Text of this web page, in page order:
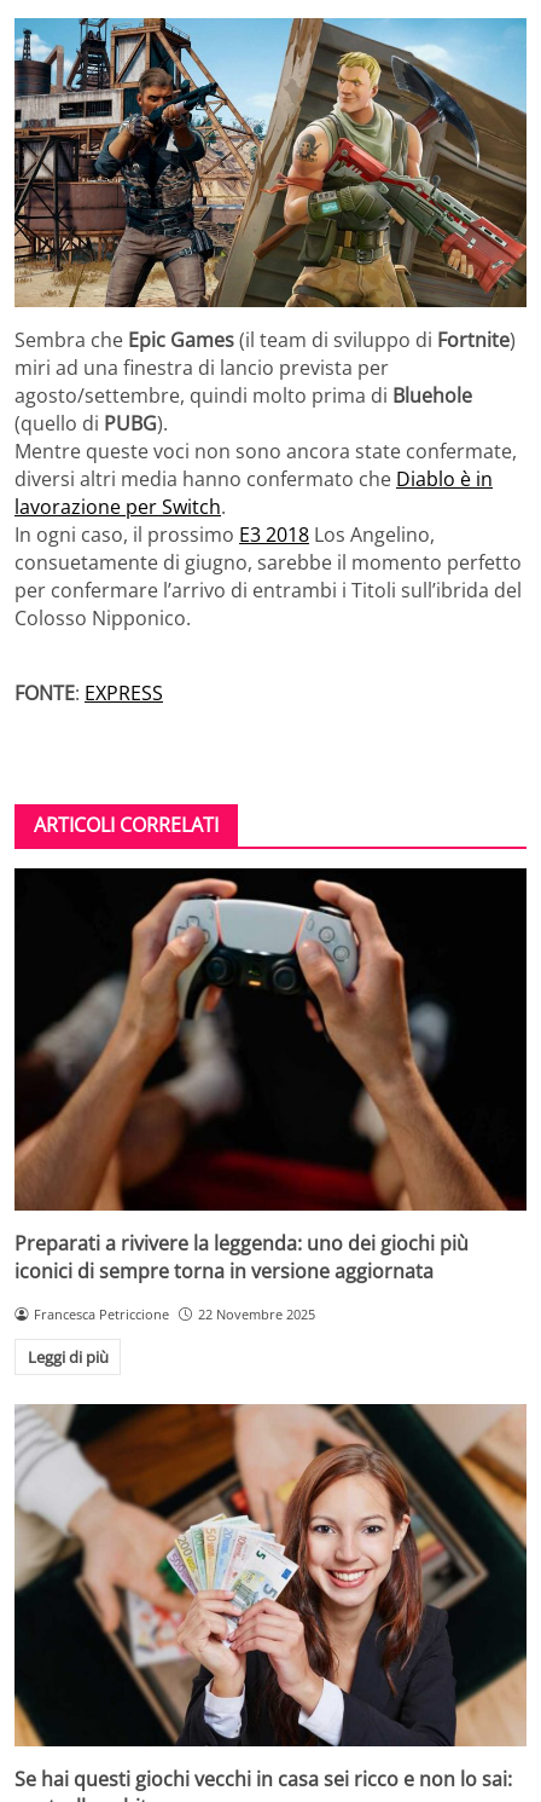
Sembra che Epic Games(il team di sviluppo di Fortnite)
miri ad una finestra di lancio prevista per
agosto/settembre, quindi molto prima di Bluehole
(quello di PUBG).
Mentre queste voci non sono ancora state confermate,
diversi altri media hanno confermato che Diablo è in
lavorazione per Switch.
In ogni caso, il prossimo E3 2018 Los Angelino,
consuetamente di giugno, sarebbe il momento perfetto
per confermare l’arrivo di entrambi i Titoli sull’ibrida del
Colosso Nipponico.
FONTE: EXPRESS
ARTICOLI CORRELATI
Preparati a rivivere la leggenda: uno dei giochi più
iconici di sempre torna in versione aggiornata
Francesca Petriccione 22 Novembre 2025
Leggi di più
Se hai questi giochi vecchi in casa sei ricco e non lo sai: